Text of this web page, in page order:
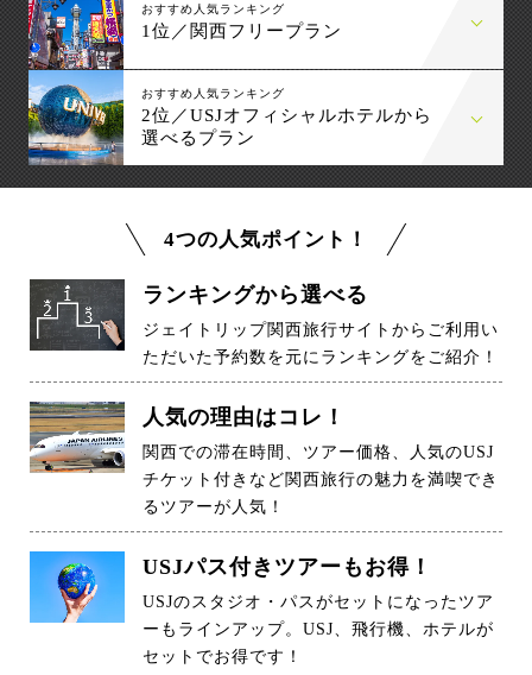
おすすめ人気ランキング
1位／関西フリープラン
おすすめ人気ランキング
2位／USJオフィシャルホテルから
選べるプラン
4つの人気ポイント！
ランキングから選べる
ジェイトリップ関西旅行サイトからご利用い
ただいた予約数を元にランキングをご紹介！
人気の理由はコレ！
関西での滞在時間、ツアー価格、人気のUSJ
チケット付きなど関西旅行の魅力を満喫でき
るツアーが人気！
USJパス付きツアーもお得！
USJのスタジオ・パスがセットになったツア
ーもラインアップ。USJ、飛行機、ホテルが
セットでお得です！